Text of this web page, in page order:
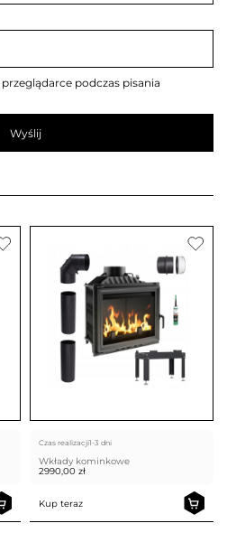
podczas pisania
Czas realizacji1-3 dni
Wkłady kominkowe
2990,00 zł
Kup teraz